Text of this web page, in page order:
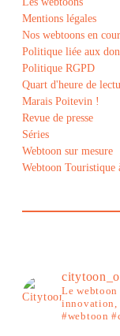
Mentions légales
Nos webtoons en
Politique liée aux
Politique RGPD
Quart d'heure de
Marais Poitevin !
Revue de presse
Séries
Webtoon sur mesure
Webtoon Touristique
Le webtoon
innovation,
#webtoon